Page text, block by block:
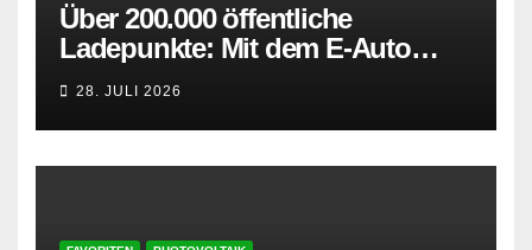
Über 200.000 öffentliche
Ladepunkte: Mit dem E-Auto
entspannt in den Sommerurlaub
28. JULI 2026